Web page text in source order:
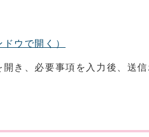
ドウで開く）
開き、必要事項を入力後、送